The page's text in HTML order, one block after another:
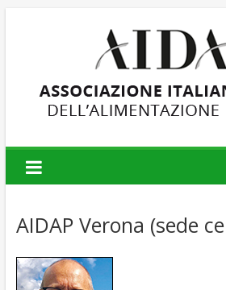
AIDAP
Associazione
Disturbi
e
del
AIDAP Verona (sede